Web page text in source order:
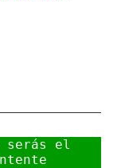
serás el